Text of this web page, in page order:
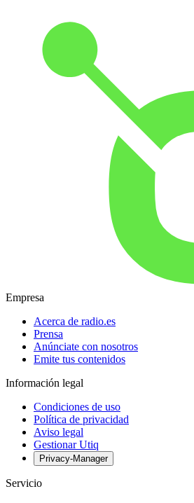
Empresa
Acerca de radio.es
Prensa
Anúnciate con nosotros
Emite tus contenidos
Información legal
Condiciones de uso
Política de privacidad
Aviso legal
Gestionar Utiq
Privacy-Manager
Servicio